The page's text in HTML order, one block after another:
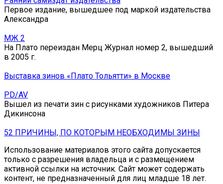
Первое издание, вышедшее под маркой издательства
Александра
МЖ 2
На Плато переиздан Мерц Журнал номер 2, вышедший
в 2005 г.
Выставка зинов «Плато Тольятти» в Москве
PD/AV
Вышел из печати зин с рисунками художников Питера
Дикинсона
52 ПРИЧИНЫ, ПО КОТОРЫМ НЕОБХОДИМЫ ЗИНЫ
Использование материалов этого сайта допускается
только с разрешения владельца и с размещением
активной ссылки на источник. Сайт может содержать
контент, не предназначенный для лиц младше 18 лет.